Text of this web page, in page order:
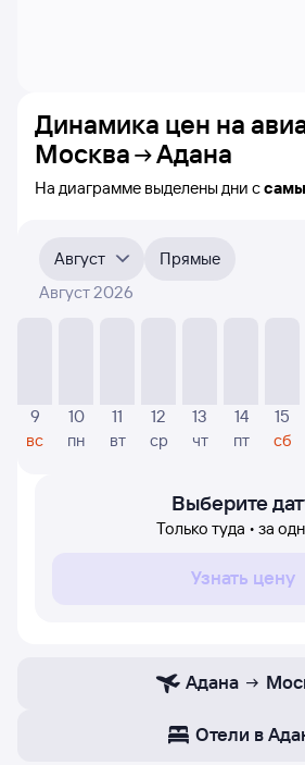
Динамика цен на
Москва
Адана
На диаграмме выделены дни с
Выберите дату, перейдите по клику
авиабилетов и просмотру
Если никто не искал авиабилетов
Москва — Адана, то цены могут
частично или полностью. В этом
Август
Прямые
Август 2026
9
вс
10
пн
11
вт
12
ср
13
чт
14
пт
15
сб
Выберите
Только туда • за
Узнать цену
Адана
Отели в